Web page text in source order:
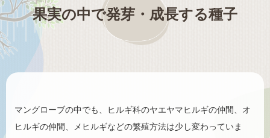
果実の中で発芽・成長する種子
マングローブの中でも、ヒルギ科のヤエヤマヒルギの仲間、オ
ヒルギの仲間、メヒルギなどの繁殖方法は少し変わっていま